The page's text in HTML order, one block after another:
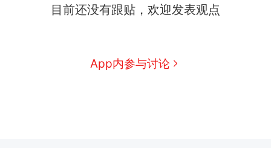
目前还没有跟贴，欢迎发表观点
App内参与讨论